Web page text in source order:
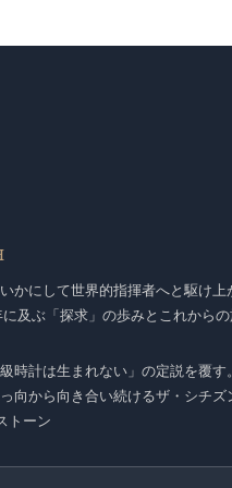
かにして世界的指揮者へと駆け上
及ぶ「探求」の歩みとこれから
級時計は生まれない」の定説を覆す
向から向き合い続けるザ・シチズ
トーン